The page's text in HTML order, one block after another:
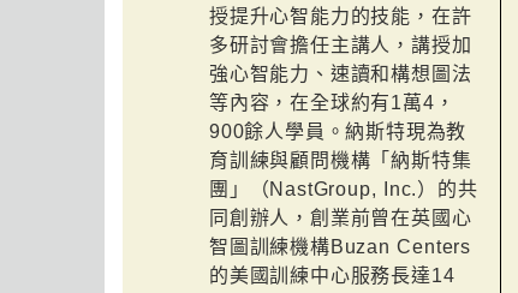
授提升心智能力的技能，在許
多研討會擔任主講人，講授加
強心智能力、速讀和構想圖法
等內容，在全球約有1萬4，
900餘人學員。納斯特現為教
育訓練與顧問機構「納斯特集
團」（NastGroup, Inc.）的共
同創辦人，創業前曾在英國心
智圖訓練機構Buzan Centers
的美國訓練中心服務長達14